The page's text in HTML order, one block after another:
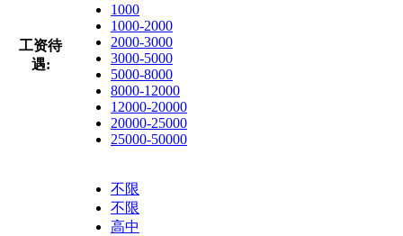
工资待
遇:
1000
1000-2000
2000-3000
3000-5000
5000-8000
8000-12000
12000-20000
20000-25000
25000-50000
不限
不限
高中